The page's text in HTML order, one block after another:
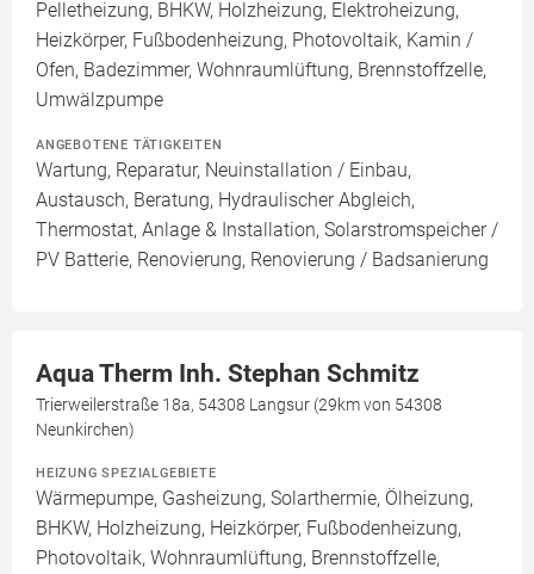
Pelletheizung, BHKW, Holzheizung, Elektroheizung,
Heizkörper, Fußbodenheizung, Photovoltaik, Kamin /
Ofen, Badezimmer, Wohnraumlüftung, Brennstoffzelle,
Umwälzpumpe
ANGEBOTENE TÄTIGKEITEN
Wartung, Reparatur, Neuinstallation / Einbau,
Austausch, Beratung, Hydraulischer Abgleich,
Thermostat, Anlage & Installation, Solarstromspeicher /
PV Batterie, Renovierung, Renovierung / Badsanierung
Aqua Therm Inh. Stephan Schmitz
Trierweilerstraße 18a, 54308 Langsur (29km von 54308
Neunkirchen)
HEIZUNG SPEZIALGEBIETE
Wärmepumpe, Gasheizung, Solarthermie, Ölheizung,
BHKW, Holzheizung, Heizkörper, Fußbodenheizung,
Photovoltaik, Wohnraumlüftung, Brennstoffzelle,